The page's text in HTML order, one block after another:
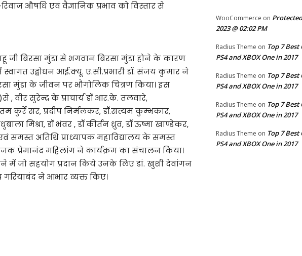
औषधि एवं वैज्ञानिक प्रभाव को विस्तार से
जी बिरसा मुंडा से भगवान बिरसा मुंडा होने के कारण
उद्बोधन आई.क्यू. ए.सी.प्रभारी डॉ. संजय कुमार ने
मुंडा के जीवन पर भौगोलिक चित्रण किया। इस
वीर सुरेन्द्र के प्राचार्य डॉ आर.के. तलवारे,
कुर्रे सर, प्रदीप निर्मलकर, डॉ.सत्यम कुम्भकार,
मिश्रा, डॉ भंवर , डॉ कीर्तन ध्रुव, डॉ ऊष्मा खाण्डेकर,
समस्त अतिथि प्राध्यापक महाविद्यालय के समस्त
प्रेमानंद महिलांग ने कार्यक्रम का संचालन किया।
जो सहयोग प्रदान किये उनके लिए डां. खुशी देवांगन
ने आभार व्यक्त किए।
WooCommerce on
2023 @ 02:02 PM
Radius Theme on Top 7 Best
PS4 and XBOX One in 2017
Radius Theme on Top 7 Best
PS4 and XBOX One in 2017
Radius Theme on Top 7 Best
PS4 and XBOX One in 2017
Radius Theme on Top 7 Best
PS4 and XBOX One in 2017